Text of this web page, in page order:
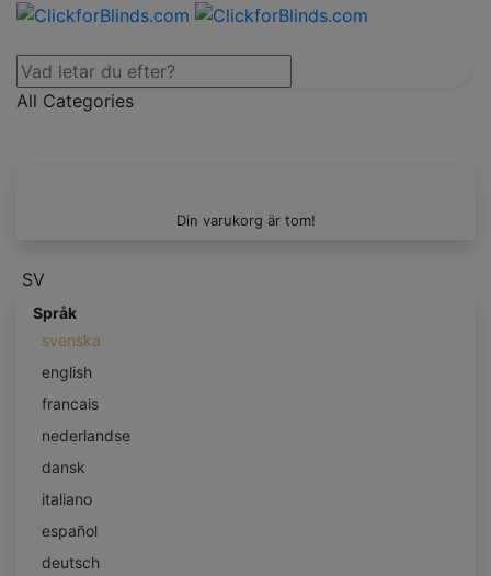
All Categories
Din varukorg är tom!
SV
Språk
svenska
english
francais
nederlandse
dansk
italiano
español
deutsch